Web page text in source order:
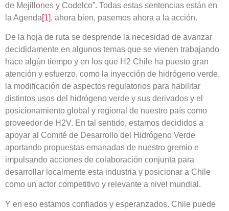
de Mejillones y Codelco”. Todas estas sentencias están en
la Agenda[1], ahora bien, pasemos ahora a la acción.
De la hoja de ruta se desprende la necesidad de avanzar
decididamente en algunos temas que se vienen trabajando
hace algún tiempo y en los que H2 Chile ha puesto gran
atención y esfuerzo, como la inyección de hidrógeno verde,
la modificación de aspectos regulatorios para habilitar
distintos usos del hidrógeno verde y sus derivados y el
posicionamiento global y regional de nuestro país como
proveedor de H2V. En tal sentido, estamos decididos a
apoyar al Comité de Desarrollo del Hidrógeno Verde
aportando propuestas emanadas de nuestro gremio e
impulsando acciones de colaboración conjunta para
desarrollar localmente esta industria y posicionar a Chile
como un actor competitivo y relevante a nivel mundial.
Y en eso estamos confiados y esperanzados. Chile puede